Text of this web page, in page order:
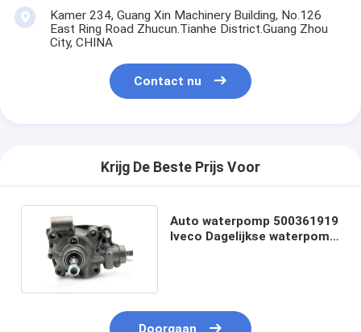
Kamer 234, Guang Xin Machinery Building, No.126
East Ring Road Zhucun.Tianhe District.Guang Zhou
City, CHINA
Contact nu
Krijg De Beste Prijs Voor
Auto waterpomp 500361919
Iveco Dagelijkse waterpomp
Doorgaan